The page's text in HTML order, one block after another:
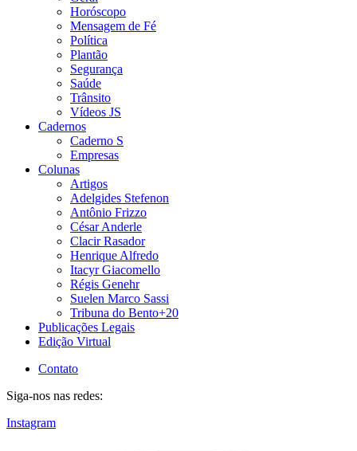
Horóscopo
Mensagem de Fé
Política
Plantão
Segurança
Saúde
Trânsito
Vídeos JS
Cadernos
Caderno S
Empresas
Colunas
Artigos
Adelgides Stefenon
Antônio Frizzo
César Anderle
Clacir Rasador
Henrique Alfredo
Itacyr Giacomello
Régis Genehr
Suelen Marco Sassi
Tribuna do Bento+20
Publicações Legais
Edição Virtual
Contato
Siga-nos nas redes:
Instagram